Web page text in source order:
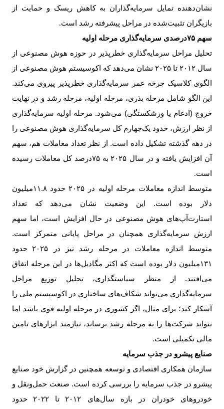
نشان‌دهنده تمایل سرمایه‌گذاران به کاهش ریسک و حمایت از
بازیگران تثبیت‌شده در مراحل پیشرفته رشد است.
سهم ۷۵درصدی سرمایه‌گذاری مرحله اولیه
تحلیل مراحل سرمایه‌گذاری خطرپذیر در حوزه هوش مصنوعی از
سال ۲۰۱۲ تا ۲۰۲۵ نشان می‌دهد که اکوسیستم هوش مصنوعی از
الگوی کلاسیک چرخه عمر سرمایه‌گذاری خطرپذیر پیروی می‌کند.
این الگو شامل مرحله بذری، مرحله اولیه، مرحله رشد و در نهایت
خروج (ادغام یا ورشکستگی) می‌شود. مرحله اولیه سرمایه‌گذاری
از نظر ارزش، حدود یک‌چهارم کل سرمایه‌گذاری هوش مصنوعی را
در دهه گذشته تشکیل داده است. از نظر تعداد معاملات هم، سهم
آن افزایش یافته و در سال ۲۰۲۵ به ۷۵درصد کل معاملات رسیده
است.
متوسط اندازه معاملات مرحله اولیه در ۲۰۲۵
حدود ۱۱.۸‌میلیون
دلار بوده است. این وضعیت نشان می‌دهد که تعداد
استارت‌آپ‌های هوش مصنوعی در حال افزایش است، اما سهم
ارزش سرمایه‌گذاری همچنان در مراحل پایانی متمرکز است.
متوسط اندازه معاملات در مرحله رشد نیز در ۲۰۲۵ حدود
۱۳۱‌میلیون دلار بوده است که اکثر مگادیل‌ها در این مرحله اتفاق
می‌افتند. از منظر سیاستگذاری، تحلیل توزیع مراحل
سرمایه‌گذاری می‌تواند شکاف‌های ساختاری در اکوسیستم ملی را
آشکار کند؛ برای مثال، اگر کشوری در مرحله اولیه قوی باشد اما
نتواند شرکت‌ها را به مرحله رشد برساند، نیازمند ابزارهای تامین
مالی تکمیلی است.
صنایع پیشرو در جذب سرمایه
سازمان همکاری اقتصادی و توسعه همچنین در گزارش خود صنایع
پیشرو در جذب سرمایه را بررسی کرده است. صنعت حمل‌ونقل و
خودروهای خودران در بازه سال‌های ۲۰۱۲ تا۲۰۲۲
حدود